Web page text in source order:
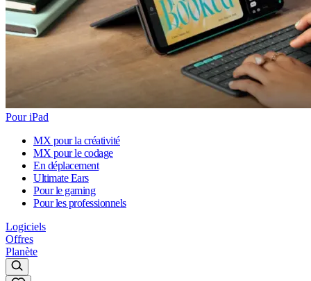
Pour iPad
MX pour la créativité
MX pour le codage
En déplacement
Ultimate Ears
Pour le gaming
Pour les professionnels
Logiciels
Offres
Planète